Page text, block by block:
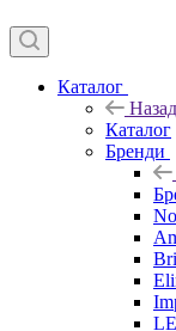
Каталог
Назад
Каталог
Бренди